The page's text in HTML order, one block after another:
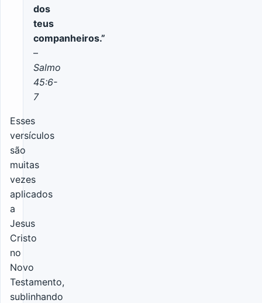
dos
teus
companheiros.”
–
Salmo
45:6-
7
Esses
versículos
são
muitas
vezes
aplicados
a
Jesus
Cristo
no
Novo
Testamento,
sublinhando